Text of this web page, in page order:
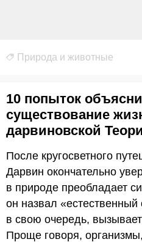
Природа и животные
10 попыток
существование
дарвиновской
После кругосветного
Дарвин окончательно
в природе преобладает
он назвал «естественный
в свою очередь,
Проще говоря,